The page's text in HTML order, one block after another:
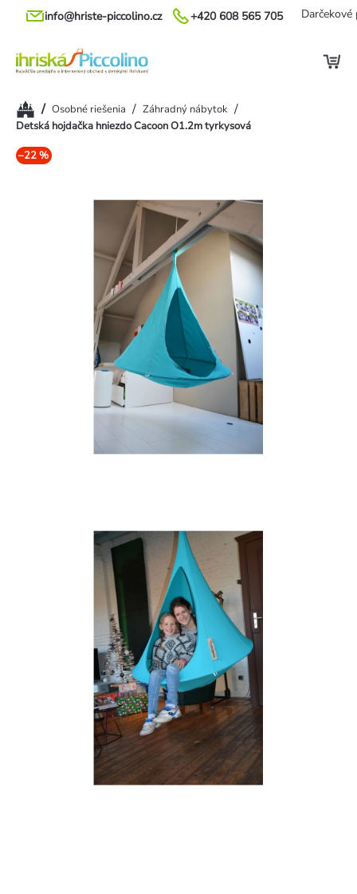
Prejsť
+420 608 565 705
info@hriste-piccolino.cz Darčekové
Domov
/ Osobné riešenia / Záhradný nábytok /
Detská hojdačka hniezdo Cacoon O1.2m tyrkysová
–22 %